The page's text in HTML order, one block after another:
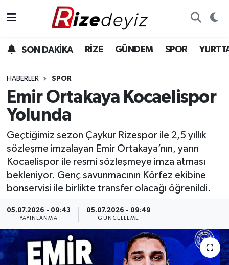
SON DAKİKA RİZE GÜNDEM SPOR
HABERLER SPOR
Emir Ortakaya Kocaelispor
Yolunda
Geçtiğimiz sezon Çaykur Rizespor ile 2,5 yıllık
sözleşme imzalayan Emir Ortakaya’nın, yarın
Kocaelispor ile resmi sözleşmeye imza atması
bekleniyor. Genç savunmacının Körfez ekibine
bonservisi ile birlikte transfer olacağı öğrenildi.
05.07.2026 - 09:43
YAYINLANMA
05.07.2026 - 09:49
GÜNCELLEME
Gündem
Yurttan Haberler
Ekonomi
Teknoloji
Sağlık
Rize Hava Durumu
Rize Trafik Yoğunluk Haritası
Süper Lig Puan Durumu ve Fikstür
Tüm Manşetler
Son Dakika Haberleri